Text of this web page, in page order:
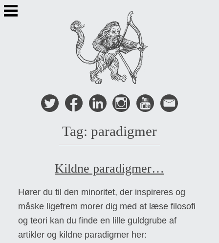
Skip
to
Tag: paradigmer
Kildne paradigmer…
Hører du til den minoritet, der inspireres og
måske ligefrem morer dig med at læse filosofi
og teori kan du finde en lille guldgrube af
artikler og kildne paradigmer her: